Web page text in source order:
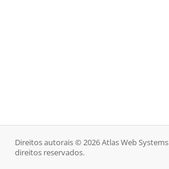
Direitos autorais © 2026 Atlas Web
direitos reservados.